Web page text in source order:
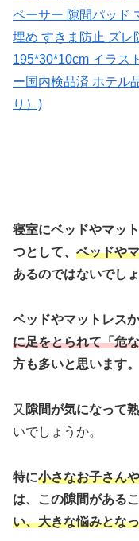
ペーサー 隙間パッド
埋め すきま防止 ズレ
195*30*10cm イラス
ー国内検品済 ホテル
り）)
寝室にベッドやマッ
つとして、 ベッドや
あるのではないでしょ
ベッドやマットレス
に足をとられて「危
方も多いと思います。
又 隙間が気になって
いでしょうか。
特に小さなお子さん
は、この隙間がある
い、大きな悩みとな